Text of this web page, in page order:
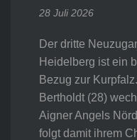
28 Juli 2026
Der dritte
Heidelberg ist ein
Bezug zur
Bertholdt (28)
Aigner Angels
folgt damit ihrem